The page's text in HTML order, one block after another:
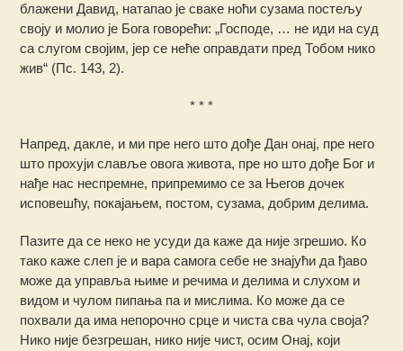
блажени Давид, натапао је сваке ноћи сузама постељу
своју и молио је Бога говорећи: „Господе, … не иди на суд
са слугом својим, јер се неће оправдати пред Тобом нико
жив“ (Пс. 143, 2).
* * *
Напред, дакле, и ми пре него што дође Дан онај, пре него
што прохуји славље овога живота, пре но што дође Бог и
нађе нас неспремне, припремимо се за Његов дочек
исповешћу, покајањем, постом, сузама, добрим делима.
Пазите да се неко не усуди да каже да није згрешио. Ко
тако каже слеп је и вара самога себе не знајући да ђаво
може да управља њиме и речима и делима и слухом и
видом и чулом пипања па и мислима. Ко може да се
похвали да има непорочно срце и чиста сва чула своја?
Нико није безгрешан, нико није чист, осим Онај, који